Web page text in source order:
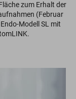
zum Erhalt der
(Februar
Modell SL mit